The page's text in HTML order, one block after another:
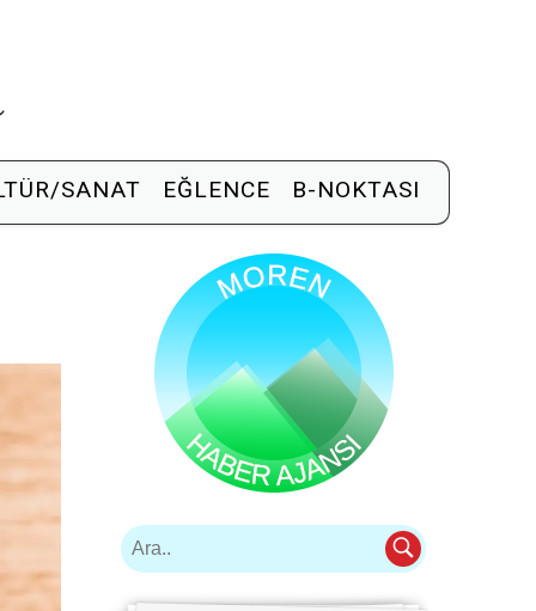
SANAT EĞLENCE B-NOKTASI